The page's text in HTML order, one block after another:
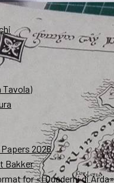
Tavola)
Papers 2026
Bakker
for «I Quaderni di Arda»